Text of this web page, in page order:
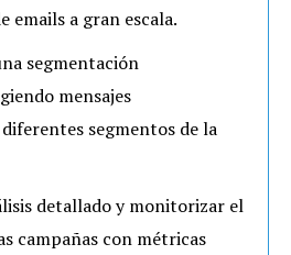
emails a gran escala.
segmentación
mensajes
segmentos de la
detallado y monitorizar el
campañas con métricas